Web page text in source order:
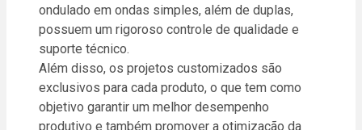
ondulado em ondas simples, além de duplas,
possuem um rigoroso controle de qualidade e
suporte técnico.
Além disso, os projetos customizados são
exclusivos para cada produto, o que tem como
objetivo garantir um melhor desempenho
produtivo e também promover a otimização da